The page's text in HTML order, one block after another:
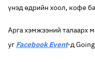
үнэд өдрийн хоол, кофе
Арга хэмжээний талаарх
уг Facebook Event-д